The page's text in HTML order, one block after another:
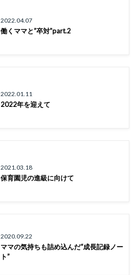
2022.04.07
働くママと”卒対”part.2
2022.01.11
2022年を迎えて
2021.03.18
保育園児の進級に向けて
2020.09.22
ママの気持ちも詰め込んだ“成長記録ノー
ト”